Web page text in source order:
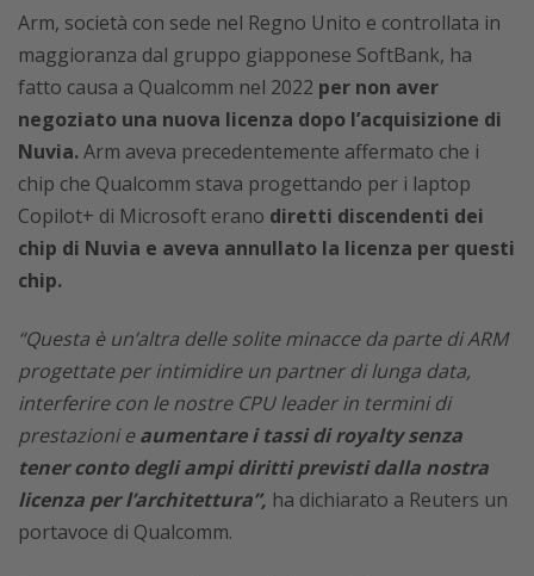
Arm, società con sede nel Regno Unito e controllata in
maggioranza dal gruppo giapponese SoftBank, ha
fatto causa a Qualcomm nel 2022 per non aver
negoziato una nuova licenza dopo l’acquisizione di
Nuvia.Arm aveva precedentemente affermato che i
chip che Qualcomm stava progettando per i laptop
Copilot+ di Microsoft erano diretti discendenti dei
chip di Nuvia e aveva annullato la licenza per questi
chip.
“Questa è un’altra delle solite minacce da parte di ARM
progettate per intimidire un partner di lunga data,
interferire con le nostre CPU leader in termini di
prestazioni eaumentare i tassi di royalty senza
tener conto degli ampi diritti previsti dalla nostra
licenza per l’architettura”, ha dichiarato a Reuters un
portavoce di Qualcomm.